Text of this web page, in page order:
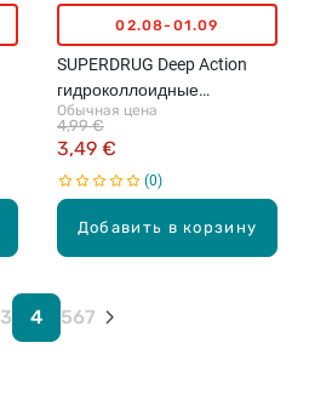
Добавить в корзину
02.08-01.09
SUPERDRUG Deep Action
гидроколлоидные
пластыри от прыщей с
салициловой кислотой,
Обычная цена
3,49 €
4,99 €
0
3 4 567